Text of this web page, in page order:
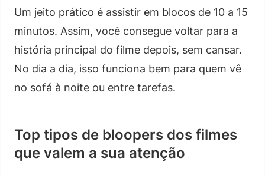
Um jeito prático é assistir em blocos de 10 a 15
minutos. Assim, você consegue voltar para a
história principal do filme depois, sem cansar.
No dia a dia, isso funciona bem para quem vê
no sofá à noite ou entre tarefas.
Top tipos de bloopers dos filmes
que valem a sua atenção